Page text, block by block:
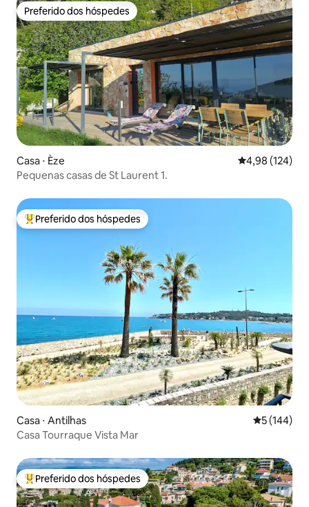
Preferido dos hóspedes
Preferido dos hóspedes
Casa ⋅ Èze 4,98 de uma
4,98 (124)
Pequenas casas de St Laurent 1.
Entre os melhores preferidos dos hóspedes
Preferido dos hóspedes
Casa ⋅ Antilhas 5 de uma
5 (144)
Casa Tourraque Vista Mar
Entre os melhores preferidos dos hóspedes
Preferido dos hóspedes